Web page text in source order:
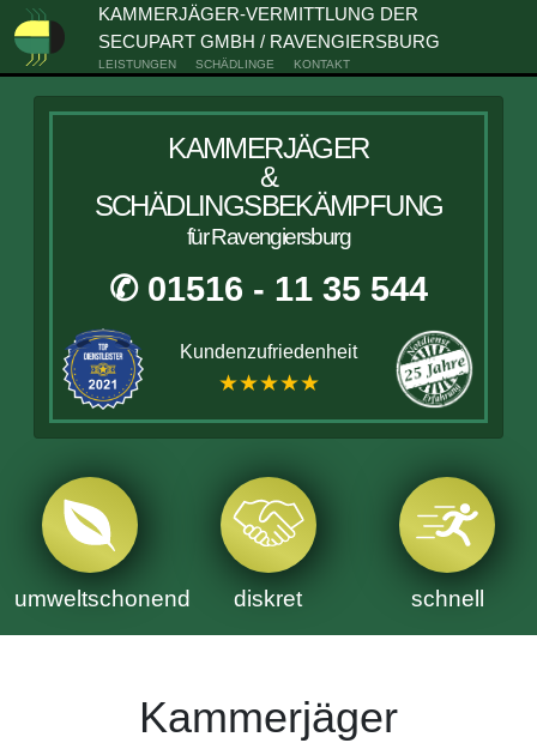
KAMMERJÄGER-VERMITTLUNG DER
SECUPART GMBH / RAVENGIERSBURG
LEISTUNGEN SCHÄDLINGE KONTAKT
KAMMERJÄGER
&
SCHÄDLINGSBEKÄMPFUNG
für Ravengiersburg
✆ 01516 - 11 35 544
Kundenzufriedenheit
★★★★★
umweltschonend diskret schnell
Kammerjäger